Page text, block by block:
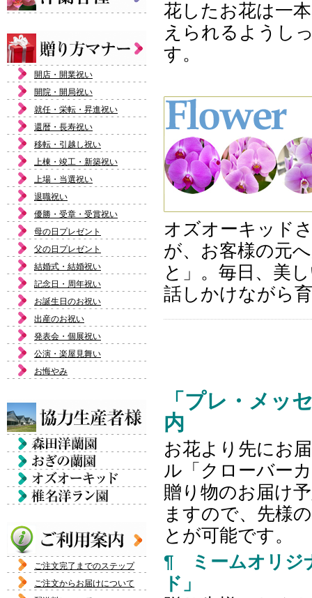
開店・開業祝い
開院・開局祝い
就任・栄転・昇進祝い
還暦・長寿祝い
移転・引越し祝い
上棟・竣工・新築祝い
上場・当選祝い
退職祝い
優勝・受章・受賞祝い
母の日プレゼント
父の日プレゼント
結婚式・結婚祝い
記念日・周年祝い
お誕生日のお祝い
出産のお祝い
発表会・個展祝い
公演・楽屋見舞い
お悔やみ
ご注文完了までのステップ
ご注文からお届けについて
花したお花は一
えられるようし
す。
オズオーキッド
が、お客様の元
と」。毎日、美
話しかけながら
「プレ・メッ
内
お花より先にお
ル「クローバー
贈り物のお届け
ますので、先様
とが可能です。
¶ ミームオリジ
ド」